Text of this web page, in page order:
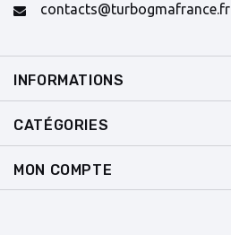
contacts@turbogmafrance.fr
INFORMATIONS
CATÉGORIES
MON COMPTE